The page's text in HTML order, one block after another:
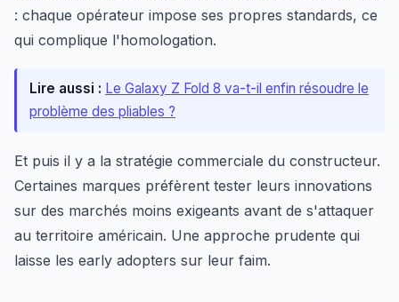
: chaque opérateur impose ses propres standards, ce
qui complique l'homologation.
Lire aussi : Le Galaxy Z Fold 8 va-t-il enfin résoudre le
problème des pliables ?
Et puis il y a la stratégie commerciale du constructeur.
Certaines marques préfèrent tester leurs innovations
sur des marchés moins exigeants avant de s'attaquer
au territoire américain. Une approche prudente qui
laisse les early adopters sur leur faim.